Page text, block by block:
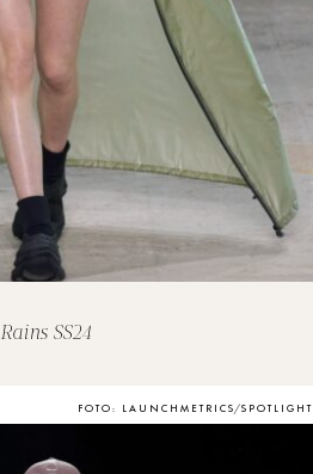
Rains SS24
FOTO: LAUNCHMETRICS/SPOTLIGHT